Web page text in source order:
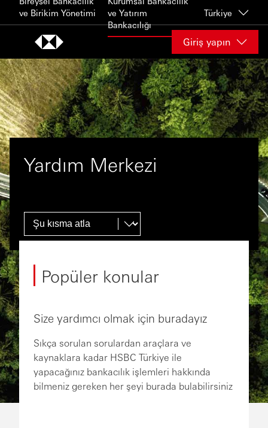
Skip to content
ve Birikim Yönetimi
ve Yatırım
Bankacılığı
Türkiye
Giriş yapın
Yardım Merkezi
Popüler konular
Size yardımcı olmak için buradayız
Sıkça sorulan sorulardan araçlara ve
kaynaklara kadar HSBC Türkiye ile
yapacağınız bankacılık işlemleri hakkında
bilmeniz gereken her şeyi burada bulabilirsiniz